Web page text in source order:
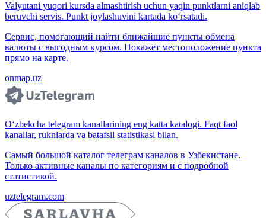
Valyutani yuqori kursda almashtirish uchun yaqin punktlarni aniqlab
beruvchi servis. Punkt joylashuvini kartada ko‘rsatadi.
Сервис, помогающий найти ближайшие пункты обмена
валюты с выгодным курсом. Покажет местоположение пункта
прямо на карте.
onmap.uz
O‘zbekcha telegram kanallarining eng katta katalogi. Faqt faol
kanallar, ruknlarda va batafsil statistikasi bilan.
Самый большой каталог телеграм каналов в Узбекистане.
Только активные каналы по категориям и с подробной
статистикой.
uztelegram.com